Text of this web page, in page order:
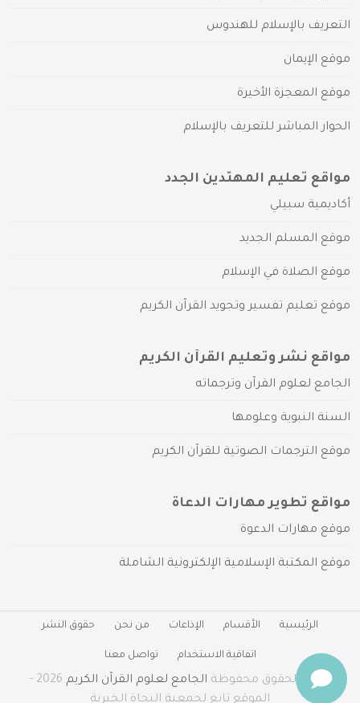
التعريف بالإسلام للهندوس
موقع الإيمان
موقع المعجزة الأخيرة
الحوار المباشر للتعريف بالإسلام
مواقع تعليم المهتدين الجدد
أكاديمية سبيلي
موقع المسلم الجديد
موقع الصلاة في الإسلام
موقع تعليم تفسير وتجويد القرآن الكريم
مواقع نشر وتعليم القرآن الكريم
الجامع لعلوم القرآن وترجماته
السنة النبوية وعلومها
موقع الترجمات الصوتية للقرآن الكريم
مواقع تطوير مهارات الدعاة
موقع مهارات الدعوة
موقع المكتبة الإسلامية الإلكترونية الشاملة
الرئيسية الأقسام الإذاعات من نحن حقوق النشر
اتفاقية الاستخدام تواصل معنا
جميع الحقوق محفوظة الجامع لعلوم القرآن الكريم
2026 -
الموقع تابع لجمعية النجاة الخيرية